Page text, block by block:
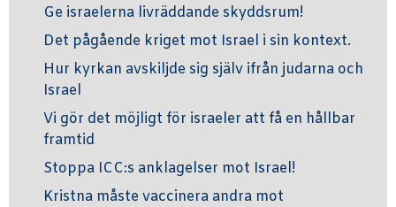
Ge israelerna livräddande skyddsrum!
Det pågående kriget mot Israel i sin kontext.
Hur kyrkan avskiljde sig själv ifrån judarna och
Israel
Vi gör det möjligt för israeler att få en hållbar
framtid
Stoppa ICC:s anklagelser mot Israel!
Kristna måste vaccinera andra mot